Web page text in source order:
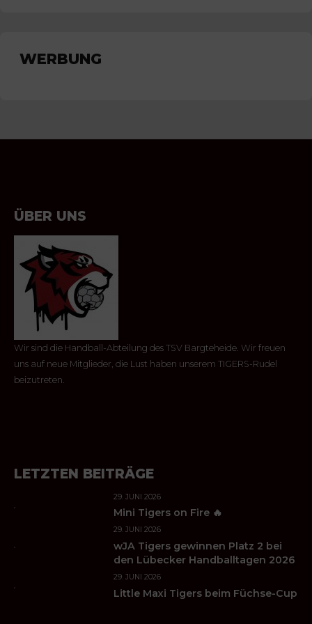
WERBUNG
ÜBER UNS
Wir sind die Handball-Abteilung des TSV Bargteheide. Wir freuen
uns auf neue Mitglieder, die Lust haben unserem TIGERS-Rudel
beizutreten.
LETZTEN BEITRÄGE
29. JUNI 2026
Mini Tigers on Fire 🔥
29. JUNI 2026
wJA Tigers gewinnen Platz 2 bei
den Lübecker Handballtagen 2026
29. JUNI 2026
Little Maxi Tigers beim Füchse-Cup